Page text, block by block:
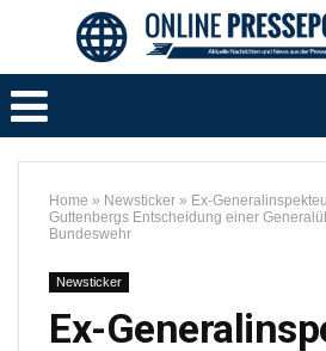
Home » Newsticker » Ex-
Guttenbergs Entscheidung einer
Bundeswehr
Newsticker
Ex-